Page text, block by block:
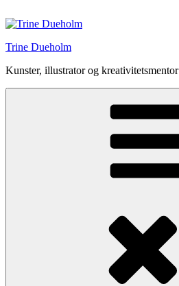
til
Trine Dueholm
Kunster, illustrator og kreativitetsmentor